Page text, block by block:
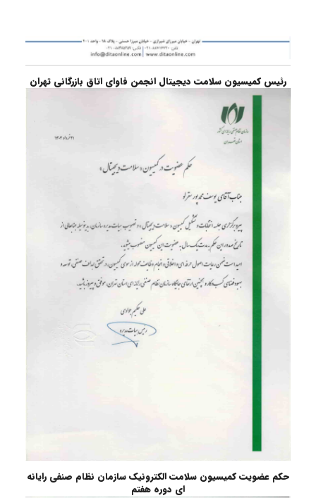
رئیس کمیسیون سلامت دیجیتال انجمن فاوای اتاق بازرگانی تهران
حکم عضویت کمیسیون سلامت الکترونیک سازمان نظام صنفی رایانه
ای دوره هفتم